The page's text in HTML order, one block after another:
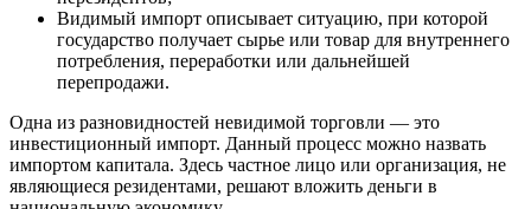
Видимый импорт описывает ситуацию, при которой
государство получает сырье или товар для внутреннего
потребления, переработки или дальнейшей
перепродажи.
Одна из разновидностей невидимой торговли — это
инвестиционный импорт. Данный процесс можно назвать
импортом капитала. Здесь частное лицо или организация, не
являющиеся резидентами, решают вложить деньги в